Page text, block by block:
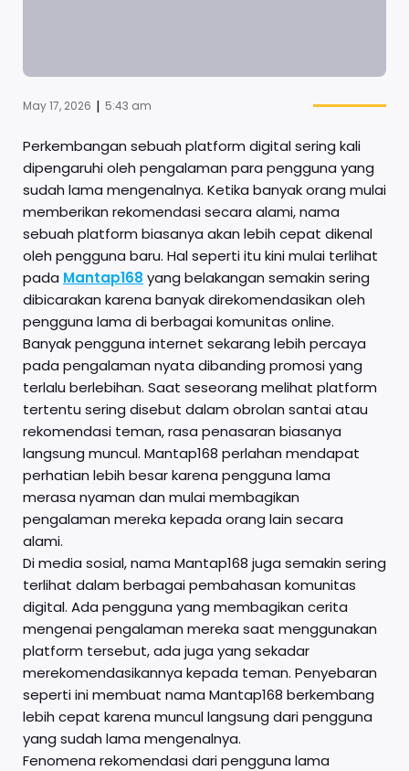
May 17, 2026 | 5:43 am
Perkembangan sebuah platform digital sering kali
dipengaruhi oleh pengalaman para pengguna yang
sudah lama mengenalnya. Ketika banyak orang mulai
memberikan rekomendasi secara alami, nama
sebuah platform biasanya akan lebih cepat dikenal
oleh pengguna baru. Hal seperti itu kini mulai terlihat
pada Mantap168 yang belakangan semakin sering
dibicarakan karena banyak direkomendasikan oleh
pengguna lama di berbagai komunitas online.
Banyak pengguna internet sekarang lebih percaya
pada pengalaman nyata dibanding promosi yang
terlalu berlebihan. Saat seseorang melihat platform
tertentu sering disebut dalam obrolan santai atau
rekomendasi teman, rasa penasaran biasanya
langsung muncul. Mantap168 perlahan mendapat
perhatian lebih besar karena pengguna lama
merasa nyaman dan mulai membagikan
pengalaman mereka kepada orang lain secara
alami.
Di media sosial, nama Mantap168 juga semakin sering
terlihat dalam berbagai pembahasan komunitas
digital. Ada pengguna yang membagikan cerita
mengenai pengalaman mereka saat menggunakan
platform tersebut, ada juga yang sekadar
merekomendasikannya kepada teman. Penyebaran
seperti ini membuat nama Mantap168 berkembang
lebih cepat karena muncul langsung dari pengguna
yang sudah lama mengenalnya.
Fenomena rekomendasi dari pengguna lama